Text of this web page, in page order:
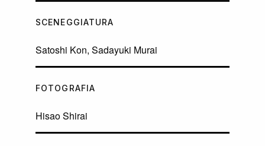
SCENEGGIATURA
Satoshi Kon, Sadayuki Murai
FOTOGRAFIA
Hisao Shirai